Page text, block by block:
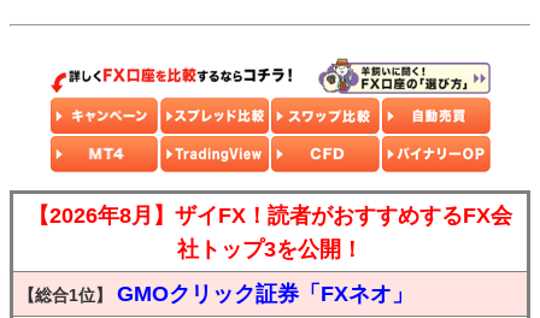
【2026年8月】ザイFX！読者がおすすめするFX会
社トップ3を公開！
【総合1位】 GMOクリック証券「FXネオ」